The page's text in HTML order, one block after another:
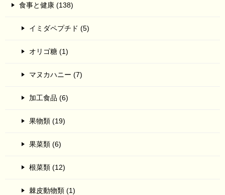
食事と健康 (138)
イミダペプチド (5)
オリゴ糖 (1)
マヌカハニー (7)
加工食品 (6)
果物類 (19)
果菜類 (6)
根菜類 (12)
棘皮動物類 (1)